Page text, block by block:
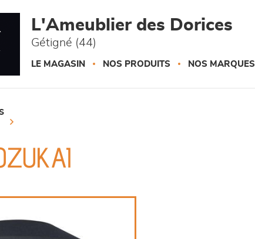
L'Ameublier des Dorices
Gétigné (44)
LE MAGASIN NOS PRODUITS NOS MARQUES